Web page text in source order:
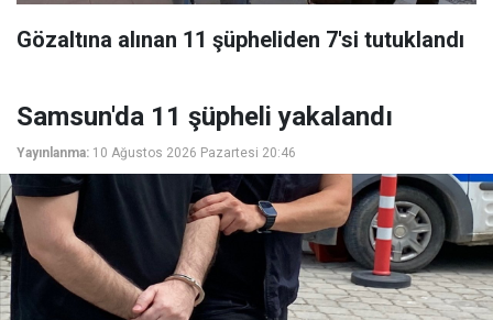
Gözaltına alınan 11 şüpheliden 7'si tutuklandı
Samsun'da 11 şüpheli yakalandı
Yayınlanma: 10 Ağustos 2026 Pazartesi 20:46